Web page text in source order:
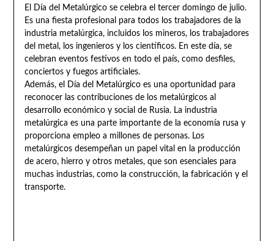
El Día del Metalúrgico se celebra el tercer domingo de julio.
Es una fiesta profesional para todos los trabajadores de la
industria metalúrgica, incluidos los mineros, los trabajadores
del metal, los ingenieros y los científicos. En este día, se
celebran eventos festivos en todo el país, como desfiles,
conciertos y fuegos artificiales.
Además, el Día del Metalúrgico es una oportunidad para
reconocer las contribuciones de los metalúrgicos al
desarrollo económico y social de Rusia. La industria
metalúrgica es una parte importante de la economía rusa y
proporciona empleo a millones de personas. Los
metalúrgicos desempeñan un papel vital en la producción
de acero, hierro y otros metales, que son esenciales para
muchas industrias, como la construcción, la fabricación y el
transporte.